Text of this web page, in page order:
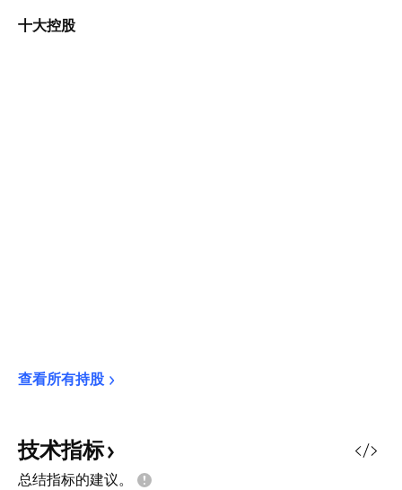
十大控股
查看所有持股
技术指标
总结指标的建议。